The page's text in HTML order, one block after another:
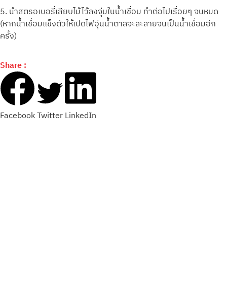
5. นำสตรอเบอรี่เสียบไม้ไว้ลงจุ่มในน้ำเชื่อม ทำต่อไปเรื่อยๆ จนหมด
(หากน้ำเชื่อมแข็งตัวให้เปิดไฟอุ่นน้ำตาลจะละลายจนเป็นน้ำเชื่อมอีก
ครั้ง)
Share :
FacebookTwitterLinkedIn